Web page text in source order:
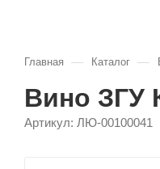
Главная — Каталог —
Вино ЗГУ
Артикул: ЛЮ-00100041